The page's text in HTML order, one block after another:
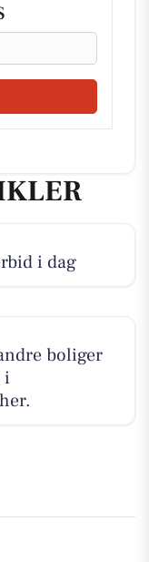
i dag
boliger
i